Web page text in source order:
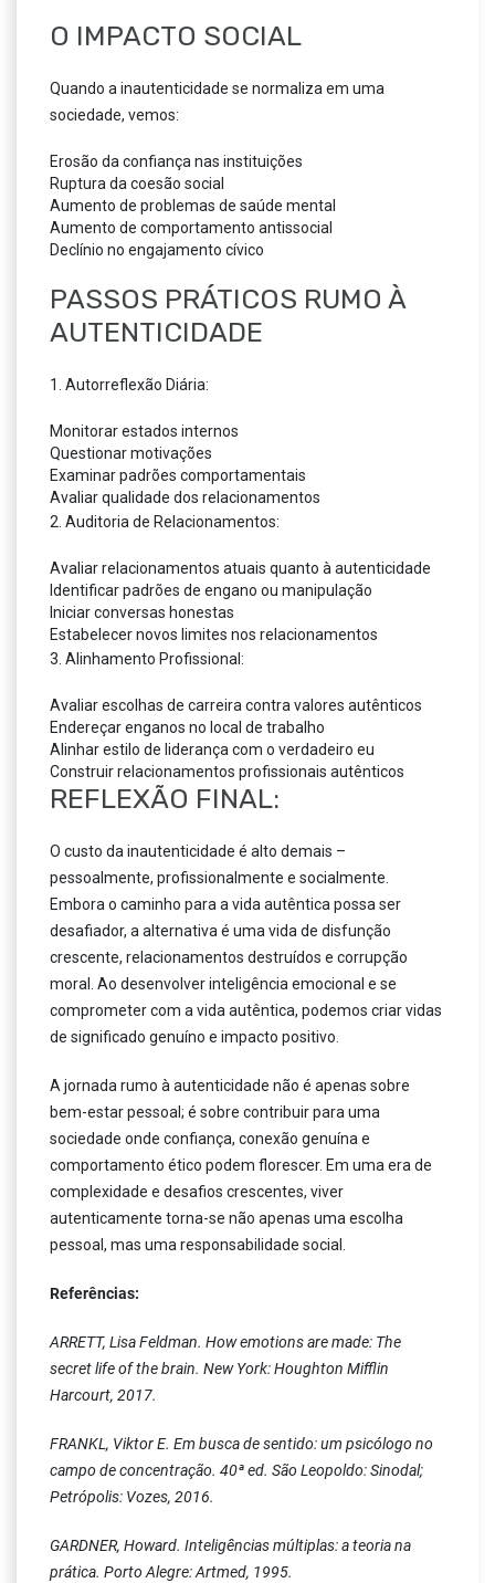
O IMPACTO SOCIAL
Quando a inautenticidade se normaliza em uma
sociedade, vemos:
Erosão da confiança nas instituições
Ruptura da coesão social
Aumento de problemas de saúde mental
Aumento de comportamento antissocial
Declínio no engajamento cívico
PASSOS PRÁTICOS RUMO À
AUTENTICIDADE
1. Autorreflexão Diária:
Monitorar estados internos
Questionar motivações
Examinar padrões comportamentais
Avaliar qualidade dos relacionamentos
2. Auditoria de Relacionamentos:
Avaliar relacionamentos atuais quanto à autenticidade
Identificar padrões de engano ou manipulação
Iniciar conversas honestas
Estabelecer novos limites nos relacionamentos
3. Alinhamento Profissional:
Avaliar escolhas de carreira contra valores autênticos
Endereçar enganos no local de trabalho
Alinhar estilo de liderança com o verdadeiro eu
Construir relacionamentos profissionais autênticos
REFLEXÃO FINAL:
O custo da inautenticidade é alto demais –
pessoalmente, profissionalmente e socialmente.
Embora o caminho para a vida autêntica possa ser
desafiador, a alternativa é uma vida de disfunção
crescente, relacionamentos destruídos e corrupção
moral. Ao desenvolver inteligência emocional e se
comprometer com a vida autêntica, podemos criar vidas
de significado genuíno e impacto positivo.
A jornada rumo à autenticidade não é apenas sobre
bem-estar pessoal; é sobre contribuir para uma
sociedade onde confiança, conexão genuína e
comportamento ético podem florescer. Em uma era de
complexidade e desafios crescentes, viver
autenticamente torna-se não apenas uma escolha
pessoal, mas uma responsabilidade social.
Referências:
ARRETT, Lisa Feldman. How emotions are made: The
secret life of the brain. New York: Houghton Mifflin
Harcourt, 2017.
FRANKL, Viktor E. Em busca de sentido: um psicólogo no
campo de concentração. 40ª ed. São Leopoldo: Sinodal;
Petrópolis: Vozes, 2016.
GARDNER, Howard. Inteligências múltiplas: a teoria na
prática. Porto Alegre: Artmed, 1995.